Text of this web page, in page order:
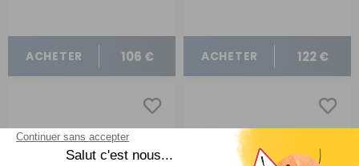
ACHETER 106 € ACHETER 122 €